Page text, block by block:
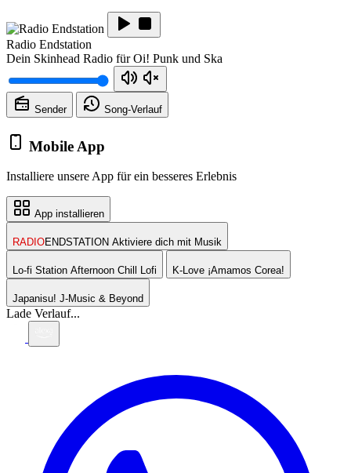
Radio Endstation
Dein Skinhead Radio für Oi! Punk und Ska
Sender Song-Verlauf
Mobile App
Installiere unsere App für ein besseres Erlebnis
App installieren
RADIOENDSTATION Aktiviere dich mit Musik
Lo-fi Station Afternoon Chill Lofi K-Love ¡Amamos Corea!
Japanisu! J-Music & Beyond
Lade Verlauf...